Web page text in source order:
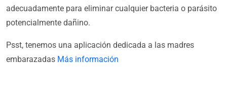
adecuadamente para eliminar cualquier bacteria o parásito
potencialmente dañino.
Psst, tenemos una aplicación dedicada a las madres
embarazadas Más información